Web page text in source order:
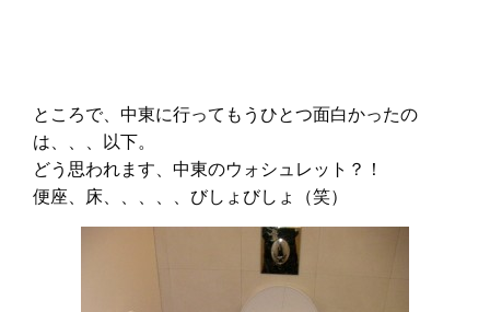
ところで、中東に行ってもうひとつ面白かったの
は、、、以下。
どう思われます、中東のウォシュレット？！
便座、床、、、、、びしょびしょ（笑）